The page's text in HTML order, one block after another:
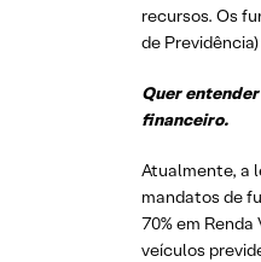
recursos. Os
de
Quer
financeiro.
Atualmente, a
mandatos de
70% em
veículos